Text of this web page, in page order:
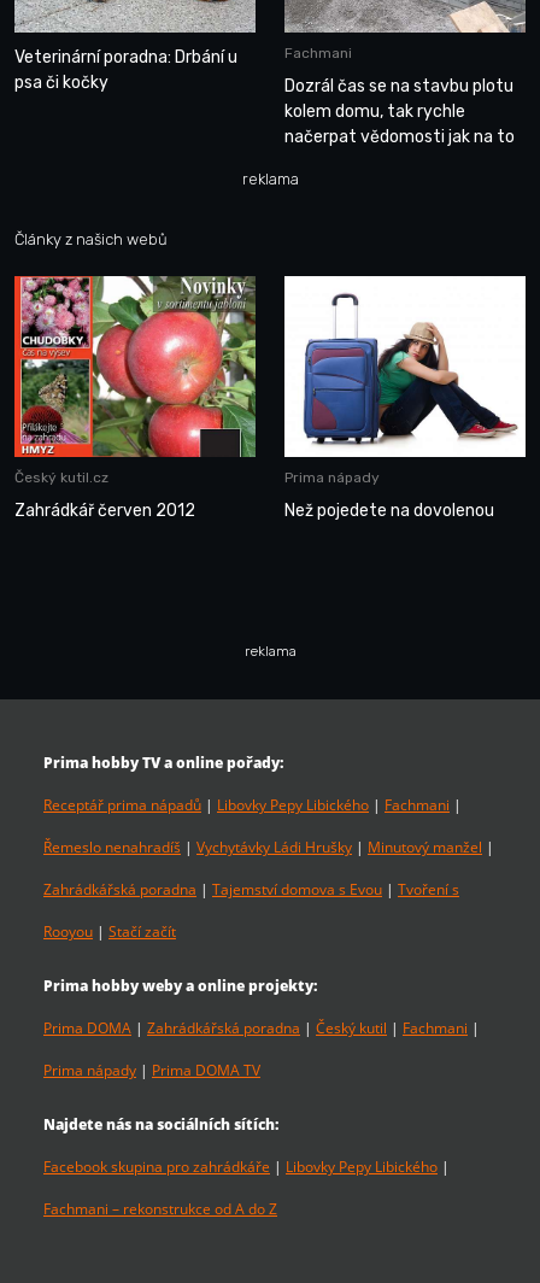
Veterinární poradna: Drbání u
psa či kočky
Fachmani
Dozrál čas se na stavbu plotu
kolem domu, tak rychle
načerpat vědomosti jak na to
reklama
Články z našich webů
Český kutil.cz
Zahrádkář červen 2012
Prima nápady
Než pojedete na dovolenou
reklama
Prima hobby TV a online pořady:
Receptář prima nápadů | Libovky Pepy Libického | Fachmani |
Řemeslo nenahradíš | Vychytávky Ládi Hrušky | Minutový manžel |
Zahrádkářská poradna | Tajemství domova s Evou | Tvoření s
Rooyou | Stačí začít
Prima hobby weby a online projekty:
Prima DOMA | Zahrádkářská poradna | Český kutil | Fachmani |
Prima nápady | Prima DOMA TV
Najdete nás na sociálních sítích:
Facebook skupina pro zahrádkáře | Libovky Pepy Libického |
Fachmani – rekonstrukce od A do Z